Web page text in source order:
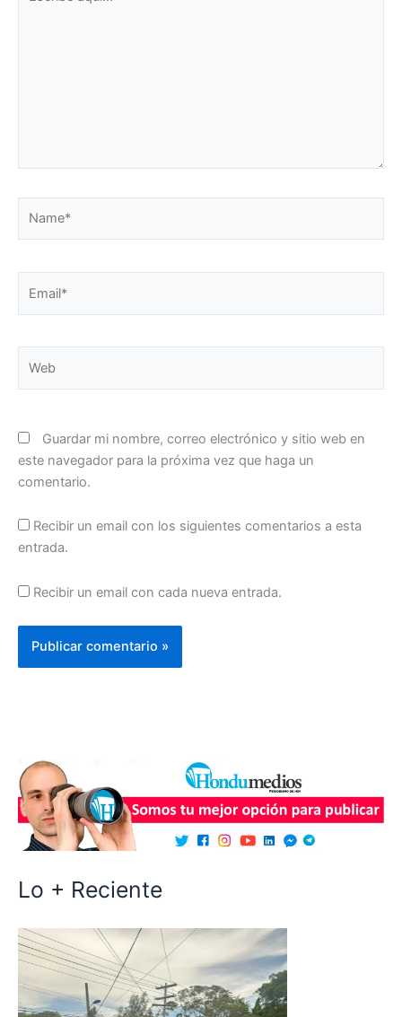
aquí...
Guardar mi nombre, correo electrónico y sitio web en
este navegador para la próxima vez que haga un
comentario.
Recibir un email con los siguientes comentarios a esta
entrada.
Recibir un email con cada nueva entrada.
Lo + Reciente